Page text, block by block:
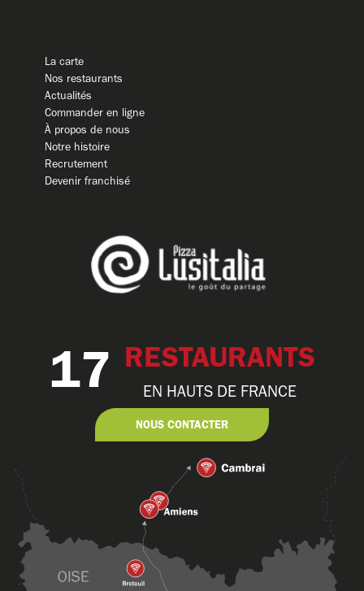
La carte
Nos restaurants
Actualités
Commander en ligne
À propos de nous
Notre histoire
Recrutement
Devenir franchisé
17 RESTAURANTS
EN HAUTS DE FRANCE
NOUS CONTACTER